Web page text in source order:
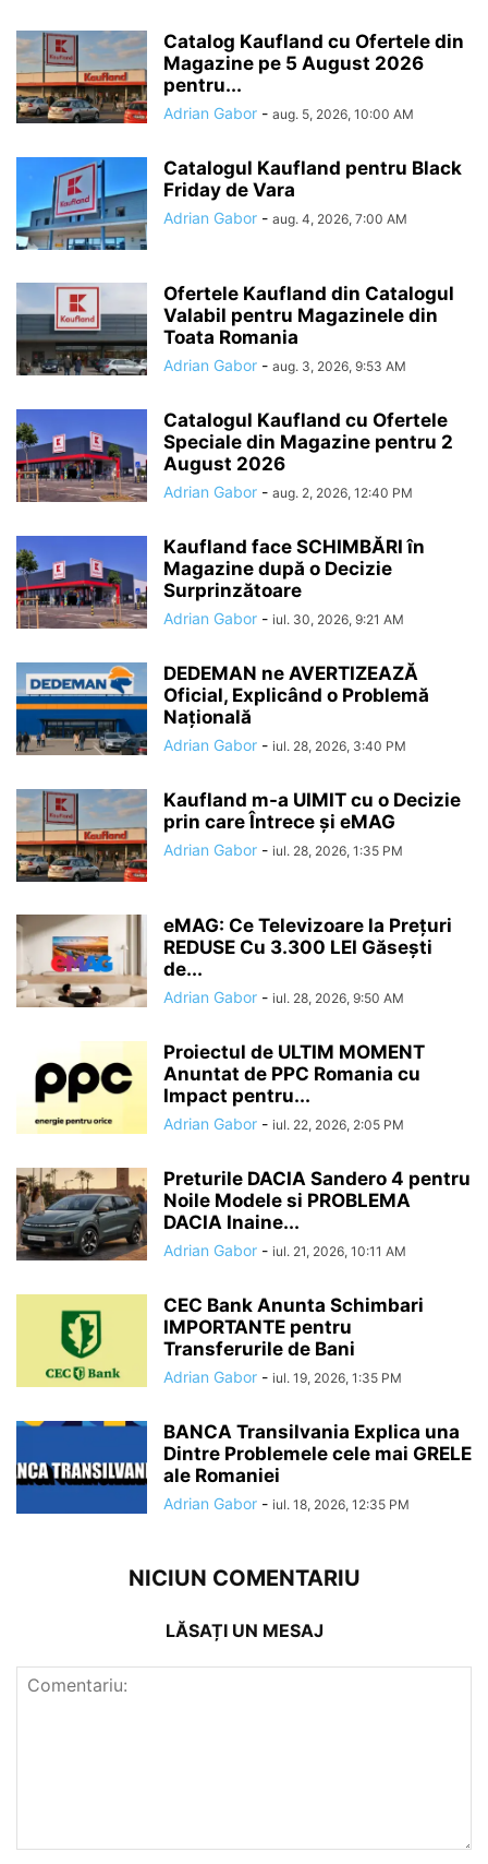
Catalog Kaufland cu Ofertele din
Magazine pe 5 August 2026
pentru...
Adrian Gabor - aug. 5, 2026, 10:00 AM
Catalogul Kaufland pentru Black
Friday de Vara
Adrian Gabor - aug. 4, 2026, 7:00 AM
Ofertele Kaufland din Catalogul
Valabil pentru Magazinele din
Toata Romania
Adrian Gabor - aug. 3, 2026, 9:53 AM
Catalogul Kaufland cu Ofertele
Speciale din Magazine pentru 2
August 2026
Adrian Gabor - aug. 2, 2026, 12:40 PM
Kaufland face SCHIMBĂRI în
Magazine după o Decizie
Surprinzătoare
Adrian Gabor - iul. 30, 2026, 9:21 AM
DEDEMAN ne AVERTIZEAZĂ
Oficial, Explicând o Problemă
Națională
Adrian Gabor - iul. 28, 2026, 3:40 PM
Kaufland m-a UIMIT cu o Decizie
prin care Întrece și eMAG
Adrian Gabor - iul. 28, 2026, 1:35 PM
eMAG: Ce Televizoare la Prețuri
REDUSE Cu 3.300 LEI Găsești
de...
Adrian Gabor - iul. 28, 2026, 9:50 AM
Proiectul de ULTIM MOMENT
Anuntat de PPC Romania cu
Impact pentru...
Adrian Gabor - iul. 22, 2026, 2:05 PM
Preturile DACIA Sandero 4 pentru
Noile Modele si PROBLEMA
DACIA Inaine...
Adrian Gabor - iul. 21, 2026, 10:11 AM
CEC Bank Anunta Schimbari
IMPORTANTE pentru
Transferurile de Bani
Adrian Gabor - iul. 19, 2026, 1:35 PM
BANCA Transilvania Explica una
Dintre Problemele cele mai GRELE
ale Romaniei
Adrian Gabor - iul. 18, 2026, 12:35 PM
NICIUN COMENTARIU
LĂSAȚI UN MESAJ